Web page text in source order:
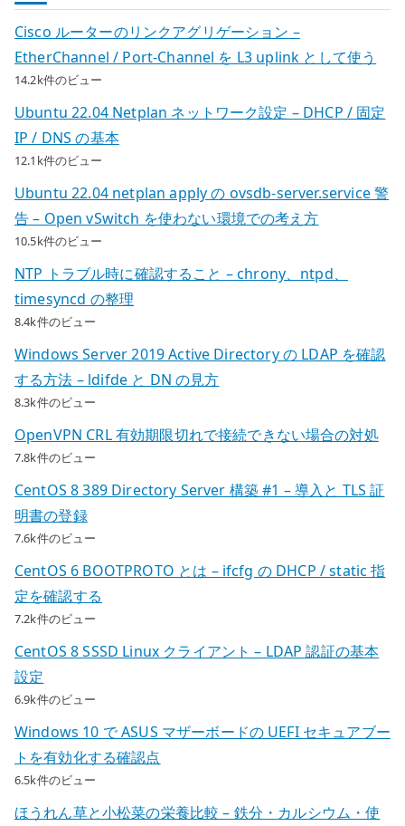
Cisco ルーターのリンクアグリゲーション –
EtherChannel / Port-Channel を L3 uplink として使う
14.2k件のビュー
Ubuntu 22.04 Netplan ネットワーク設定 – DHCP / 固定
IP / DNS の基本
12.1k件のビュー
Ubuntu 22.04 netplan apply の ovsdb-server.service 警
告 – Open vSwitch を使わない環境での考え方
10.5k件のビュー
NTP トラブル時に確認すること – chrony、ntpd、
timesyncd の整理
8.4k件のビュー
Windows Server 2019 Active Directory の LDAP を確認
する方法 – ldifde と DN の見方
8.3k件のビュー
OpenVPN CRL 有効期限切れで接続できない場合の対処
7.8k件のビュー
CentOS 8 389 Directory Server 構築 #1 – 導入と TLS 証
明書の登録
7.6k件のビュー
CentOS 6 BOOTPROTO とは – ifcfg の DHCP / static 指
定を確認する
7.2k件のビュー
CentOS 8 SSSD Linux クライアント – LDAP 認証の基本
設定
6.9k件のビュー
Windows 10 で ASUS マザーボードの UEFI セキュアブー
トを有効化する確認点
6.5k件のビュー
ほうれん草と小松菜の栄養比較 – 鉄分・カルシウム・使